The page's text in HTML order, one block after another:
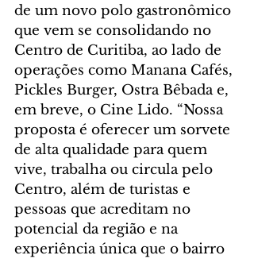
de um novo polo gastronômico
que vem se consolidando no
Centro de Curitiba, ao lado de
operações como Manana Cafés,
Pickles Burger, Ostra Bêbada e,
em breve, o Cine Lido. “Nossa
proposta é oferecer um sorvete
de alta qualidade para quem
vive, trabalha ou circula pelo
Centro, além de turistas e
pessoas que acreditam no
potencial da região e na
experiência única que o bairro